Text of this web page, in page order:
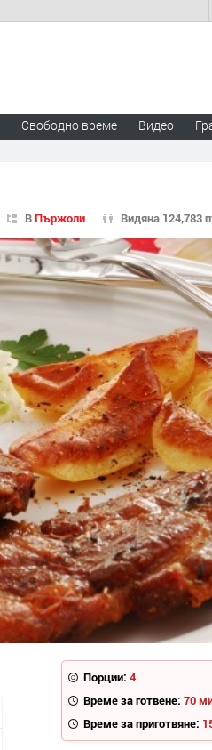
Свободно време Видео
ВПържоли Видяна 124,783
Порции: 4
Време за готвене: 70
Време за приготвяне: